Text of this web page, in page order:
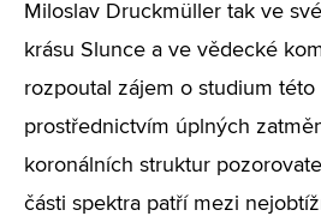
Miloslav Druckmüller tak ve
krásu Slunce a ve vědecké
rozpoutal zájem o studium této
prostřednictvím úplných
koronálních struktur
části spektra patří mezi